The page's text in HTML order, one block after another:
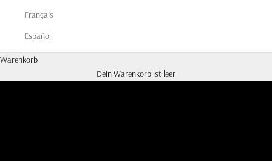
Français
Español
Warenkorb
Dein Warenkorb ist leer
FRIULANE LOOKBOOK